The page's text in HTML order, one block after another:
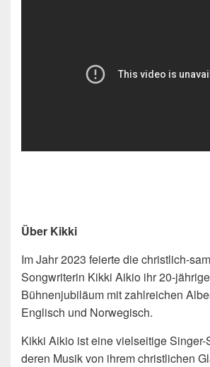
Über Kikki
Im Jahr 2023 feierte die christlich-
Songwriterin Kikki Aikio ihr 20-
Bühnenjubiläum mit zahlreichen
Englisch und Norwegisch.
Kikki Aikio ist eine vielseitige Singer-
deren Musik von ihrem christlichen